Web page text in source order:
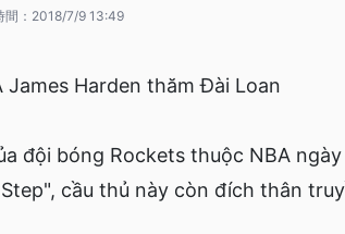
： 2018/7/9 13:49
James Harden thăm Đài Loan
đội bóng Rockets thuộc NBA
cầu thủ này còn đích thân